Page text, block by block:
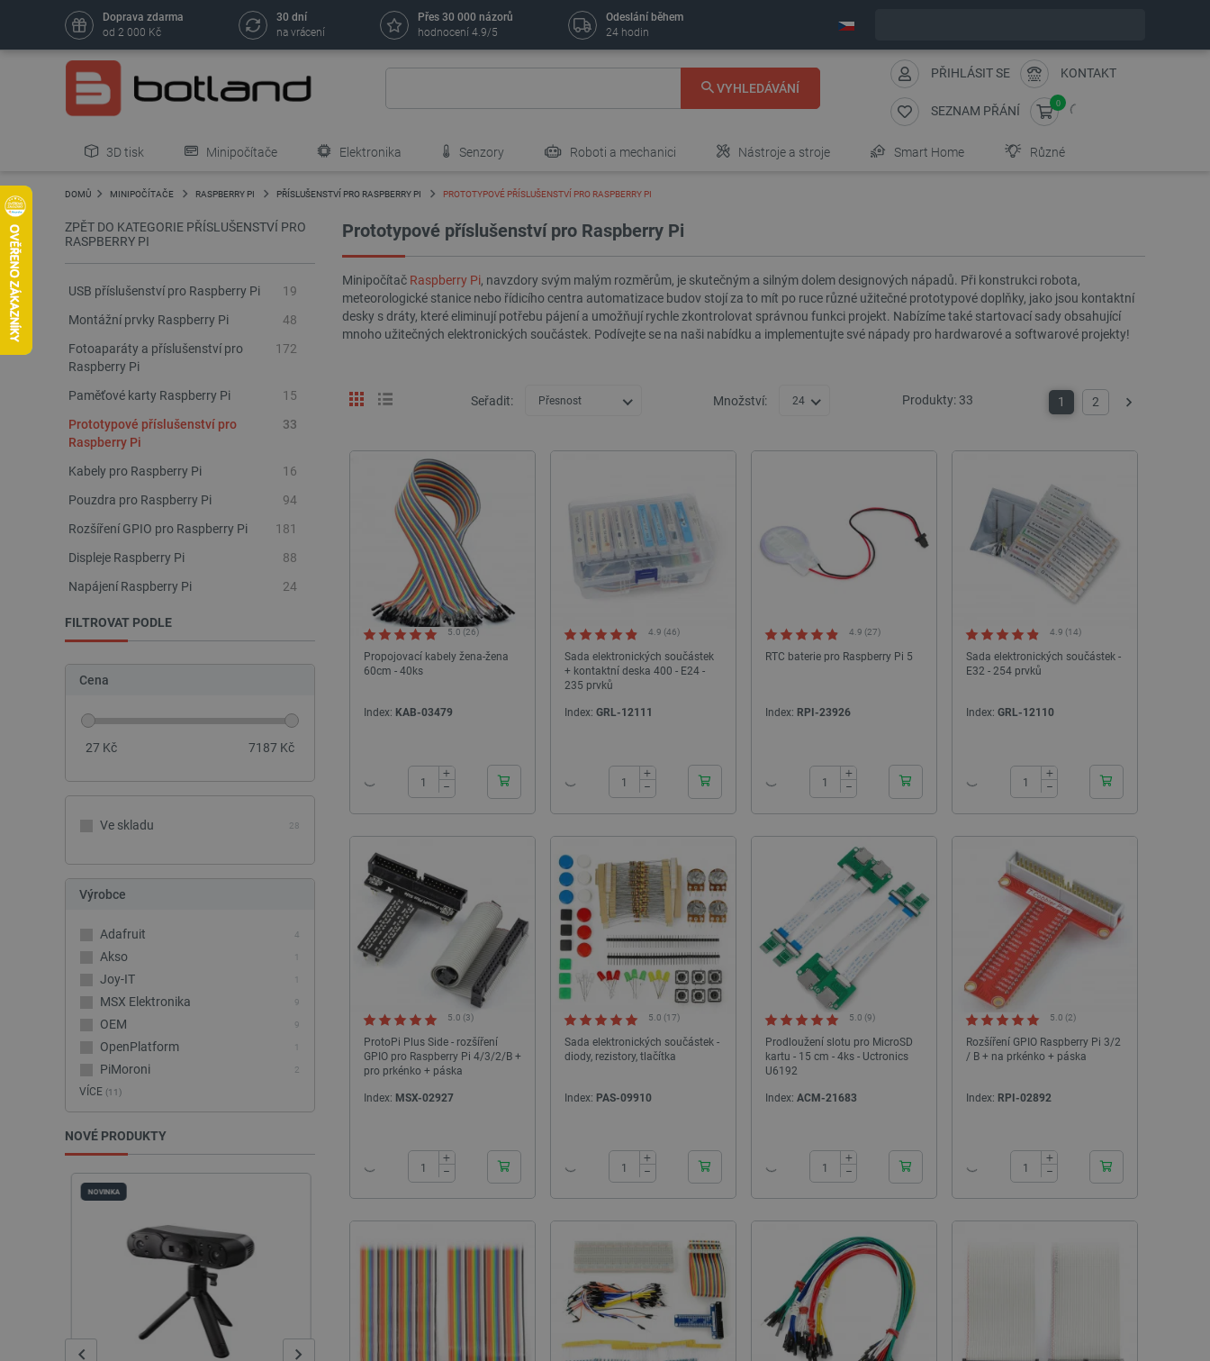
Doprava zdarma
od 2 000 Kč
30 dní
na vrácení
Přes 30 000 názorů
hodnocení 4.9/5
Odeslání během
24 hodin
VYHLEDÁVÁNÍ
PŘIHLÁSIT SE KONTAKT
SEZNAM PŘÁNÍ
0
3D tisk Minipočítače Elektronika Senzory Roboti a mechanici Nástroje a stroje Smart Home Různé
DOMŮ MINIPOČÍTAČE RASPBERRY PI PŘÍSLUŠENSTVÍ PRO RASPBERRY PI PROTOTYPOVÉ PŘÍSLUŠENSTVÍ PRO RASPBERRY PI
ZPĚT DO KATEGORIE PŘÍSLUŠENSTVÍ PRO
RASPBERRY PI
USB příslušenství pro Raspberry Pi
19
Montážní prvky Raspberry Pi
48
Fotoaparáty a příslušenství pro
Raspberry Pi
172
Paměťové karty Raspberry Pi
15
Prototypové příslušenství pro
Raspberry Pi
33
Kabely pro Raspberry Pi
16
Pouzdra pro Raspberry Pi
94
Rozšíření GPIO pro Raspberry Pi
181
Displeje Raspberry Pi
88
Napájení Raspberry Pi
24
FILTROVAT PODLE
Cena
27 Kč 7187 Kč
Ve skladu 28
Výrobce
Adafruit 4
Akso
Joy-IT
MSX Elektronika 9
OEM 9
OpenPlatform
PiMoroni 2
Raspberry Pi
Seeedstudio 2
Uctronics
Waveshare
VÍCE (11)
NOVÉ PRODUKTY
NOVINKA
Prototypové příslušenství pro Raspberry Pi
Minipočítač Raspberry Pi, navzdory svým malým rozměrům, je skutečným a silným dolem designových nápadů. Při konstrukci robota,
meteorologické stanice nebo řídicího centra automatizace budov stojí za to mít po ruce různé užitečné prototypové doplňky, jako jsou kontaktní
desky s dráty, které eliminují potřebu pájení a umožňují rychle zkontrolovat správnou funkci projekt. Nabízíme také startovací sady obsahující
mnoho užitečných elektronických součástek. Podívejte se na naši nabídku a implementujte své nápady pro hardwarové a softwarové projekty!
Seřadit: Přesnost Množství: 24 Produkty: 33 1 2 Další
Propojovací kabely žena-žena
60cm - 40ks
5.0 (26)
Index: KAB-03479
+
−
Sada elektronických součástek
+ kontaktní deska 400 - E24 -
235 prvků
4.9 (46)
Index: GRL-12111
+
−
RTC baterie pro Raspberry Pi 5
4.9 (27)
Index: RPI-23926
+
−
Sada elektronických součástek -
E32 - 254 prvků
4.9 (14)
Index: GRL-12110
+
−
ProtoPi Plus Side - rozšíření
GPIO pro Raspberry Pi 4/3/2/B +
pro prkénko + páska
5.0 (3)
Index: MSX-02927
+
−
Sada elektronických součástek -
diody, rezistory, tlačítka
5.0 (17)
Index: PAS-09910
+
−
Prodloužení slotu pro MicroSD
kartu - 15 cm - 4ks - Uctronics
U6192
5.0 (9)
Index: ACM-21683
+
−
Rozšíření GPIO Raspberry Pi 3/2
/ B + na prkénko + páska
5.0 (2)
Index: RPI-02892
+
−